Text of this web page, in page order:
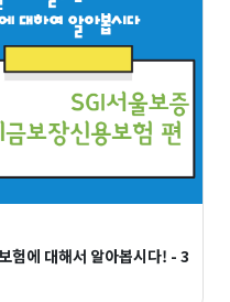
험에 대해서 알아봅시다! - 3